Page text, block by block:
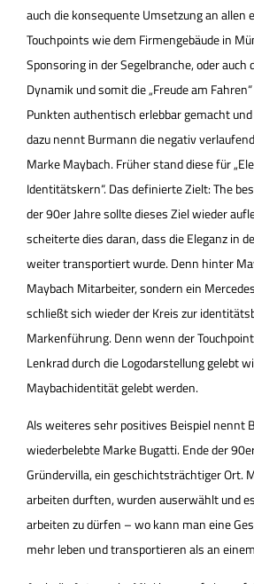
auch die konsequente Umsetzung an allen
Touchpoints wie dem Firmengebäude in
Sponsoring in der Segelbranche, oder auch
Dynamik und somit die „Freude am
Punkten authentisch erlebbar gemacht
dazu nennt Burmann die negativ
Marke Maybach. Früher stand diese für
Identitätskern“. Das definierte Zielt: The
der 90er Jahre sollte dieses Ziel wieder
scheiterte dies daran, dass die Eleganz in
weiter transportiert wurde. Denn hinter
Maybach Mitarbeiter, sondern ein
schließt sich wieder der Kreis zur
Markenführung. Denn wenn der
Lenkrad durch die Logodarstellung gelebt
Maybachidentität gelebt werden.
Als weiteres sehr positives Beispiel nennt
wiederbelebte Marke Bugatti. Ende der
Gründervilla, ein geschichtsträchtiger Ort.
arbeiten durften, wurden auserwählt und
arbeiten zu dürfen – wo kann man eine
mehr leben und transportieren als an